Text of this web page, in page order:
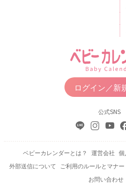
ログイン／新
公式SNS
ベビーカレンダーとは？ 運営会社 個
外部送信について
ご利用のルールとマナー
お問い合わせ